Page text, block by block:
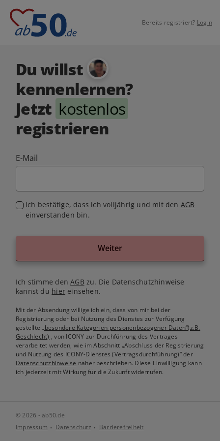
Bereits registriert? Login
Du willst
kennenlernen?
Jetzt kostenlos
registrieren
E-Mail
Ich bestätige, dass ich volljährig und mit den AGB
einverstanden bin.
Weiter
Ich stimme denAGB zu. Die Datenschutzhinweise
kannst du hiereinsehen.
Mit der Absendung willige ich ein, dass von mir bei der
Registrierung oder bei Nutzung des Dienstes zur Verfügung
gestellte„besondere Kategorien personenbezogener Daten“(z.B.
Geschlecht) , von ICONY zur Durchführung des Vertrages
verarbeitet werden, wie im Abschnitt „Abschluss der Registrierung
und Nutzung des ICONY-Dienstes (Vertragsdurchführung)“ der
Datenschutzhinweise näher beschrieben. Diese Einwilligung kann
ich jederzeit mit Wirkung für die Zukunft widerrufen.
© 2026 - ab50.de
Impressum
Datenschutz Barrierefreiheit